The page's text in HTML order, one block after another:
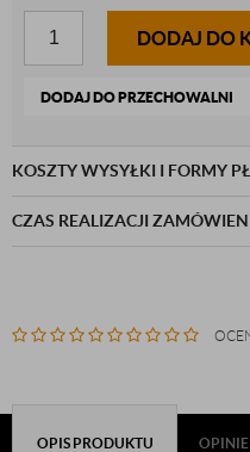
DODAJ DO
DODAJ DO PRZECHOWALNI
KOSZTY WYSYŁKI I FORMY
CZAS REALIZACJI
OPIS PRODUKTU